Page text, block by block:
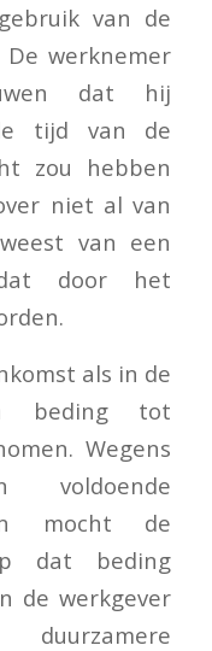
van de
werknemer
dat hij
tijd van de
zou hebben
niet al van
van een
dat door het
als in de
beding tot
Wegens
mocht de
dat beding
de werkgever